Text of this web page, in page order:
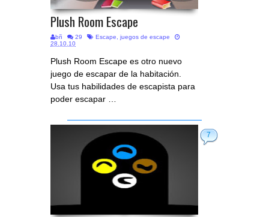
Plush Room Escape
bñ 29 Escape, juegos de escape
28.10.10
Plush Room Escape es otro nuevo
juego de escapar de la habitación.
Usa tus habilidades de escapista para
poder escapar …
7